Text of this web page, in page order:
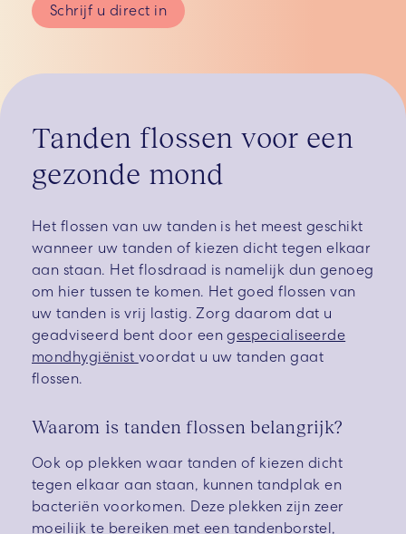
Schrijf u direct in
Tanden flossen voor een
gezonde mond
Het flossen van uw tanden is het meest geschikt
wanneer uw tanden of kiezen dicht tegen elkaar
aan staan. Het flosdraad is namelijk dun genoeg
om hier tussen te komen. Het goed flossen van
uw tanden is vrij lastig. Zorg daarom dat u
geadviseerd bent door eengespecialiseerde
mondhygiënist voordat u uw tanden gaat
flossen.
Waarom is tanden flossen belangrijk?
Ook op plekken waar tanden of kiezen dicht
tegen elkaar aan staan, kunnen tandplak en
bacteriën voorkomen. Deze plekken zijn zeer
moeilijk te bereiken met een tandenborstel,